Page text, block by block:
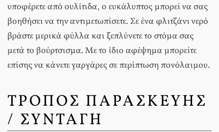
υποφέρετε από ουλίτιδα, ο ευκάλυπτος μπορεί να σας
βοηθήσει να την αντιμετωπίσετε. Σε ένα φλιτζάνι νερό
βράστε μερικά φύλλα και ξεπλύνετε το στόμα σας
μετά το βούρτσισμα. Με το ίδιο αφέψημα μπορείτε
επίσης να κάνετε γαργάρες σε περίπτωση πονόλαιμου.
ΤΡΟΠΟΣ ΠΑΡΑΣΚΕΥΗΣ
/ ΣΥΝΤΑΓΗ